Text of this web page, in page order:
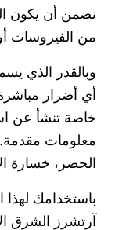
نضمن أن يكون
من الفيروسات
وبالقدر الذي
أي أضرار
خاصة تنشأ عن
معلومات
الحصر، خسارة
باستخدامك
آرتشرز الشرق